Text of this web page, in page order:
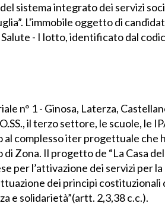
sistema integrato dei servizi
L'immobile oggetto di
- I lotto, identificato dal
n° 1 - Ginosa, Laterza,
il terzo settore, le scuole, le
complesso iter progettuale che
Zona. Il progetto de “La Casa
per l’attivazione dei servizi per
dei principi costituzionali
e solidarietà”(artt. 2,3,38 c.c.).